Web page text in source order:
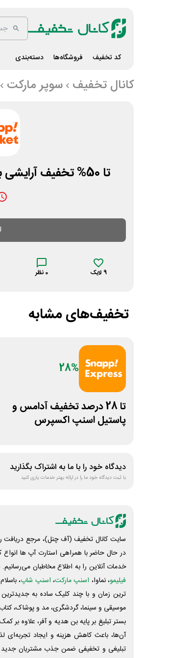
کد تخفیف فروشگاه‌ها دسته‌بندی
کانال تخفیف سوپر مارکت
تا 50% تخفیف آرایشی بهداشتی روز دختر اسنپ مارکت
9 لایک 0 نظر
تخفیف‌های مشابه
28%
تا 28 درصد تخفیف آدامس و
پاستیل اسنپ اکسپرس
دیدگاه خود را با ما به اشتراک بگذارید
با ثبت دیدگاه خود ما را در ارائه بهتر خدمات یاری کنید
سایت کانال تخفیف (آف چنل)، مرجع دریافت
در حال حاضر با همراهی استارت آپ ها انواع
خدمات آنلاین را به اطلاع مخاطبان می‌رسانیم.
فیلیمو، نماوا، اسنپ مارکت، اسنپ شاپ،
ترین زمان و با چند کلیک ساده به جدیدترین
موسیقی و سینما، گردشگری، مد و پوشاک،
بستر تبلیغ بر پایه بن هدیه و آفر، علاوه بر
آن‌ها، باعث کاهش هزینه و ایجاد
تبلیغی و تخفیفی ضمن جذب مشتریان